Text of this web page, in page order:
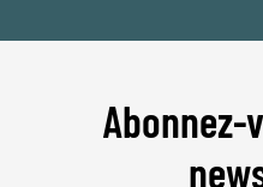
Abonnez-